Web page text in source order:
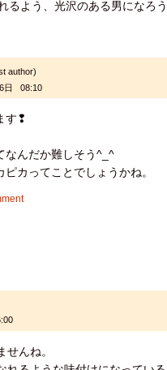
るよう、光沢のある男になろ
author)
日 08:10
す❢
なんだか難しそう^_^
ピカってことでしょうかね。
せんね。